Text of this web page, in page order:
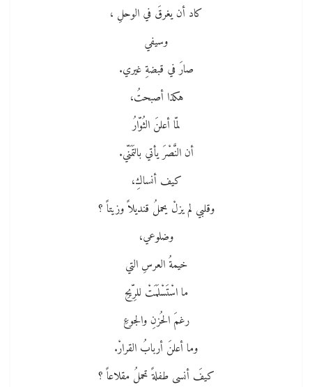
كاد أن يغرقَ في الوحلِ ،
وسيفي
صارَ في قبضةِ غيري.
هكذا أصبحتُ،
لمّا أعلنَ الثُوّارُ
أن النَّصْرَ يأتي بالتَمَنّي.
كيف أنساكِ،
وقلبي لم يزلْ يحملُ قنديلاً وزيتاً ؟
وضلوعي،
خيمةُ العرسِ التي
ما اسْتَسْلَمَتْ للرِّيحِ
رغمَ الحُزنِ والجوعِ
وما أعلنَ أربابُ القرارْ.
كيفَ أنسى طفلةً تحملُ مقلاعاً ؟